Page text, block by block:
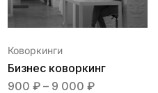
Коворкинги
Бизнес коворкинг
900 ₽– 9 000 ₽